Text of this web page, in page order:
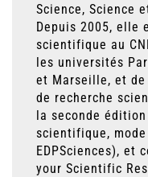
Science, Science
Depuis 2005, elle
scientifique au
les universités
et Marseille, et de
de recherche
la seconde
scientifique,
EDPSciences), et
your Scientific